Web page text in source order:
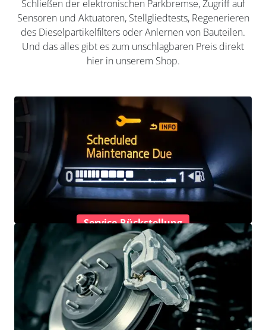
Schließen der elektronischen Parkbremse, Zugriff auf
Sensoren und Aktuatoren, Stellgliedtests, Regenerieren
des Dieselpartikelfilters oder Anlernen von Bauteilen.
Und das alles gibt es zum unschlagbaren Preis direkt
hier in unserem Shop.
Service-Rückstellung